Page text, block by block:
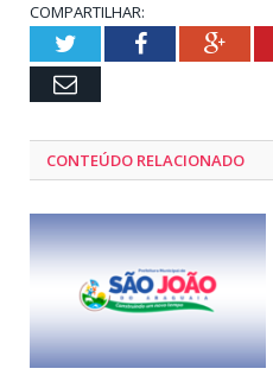
COMPARTILHAR:
TwitterFacebook
Email
CONTEÚDO RELACIONADO